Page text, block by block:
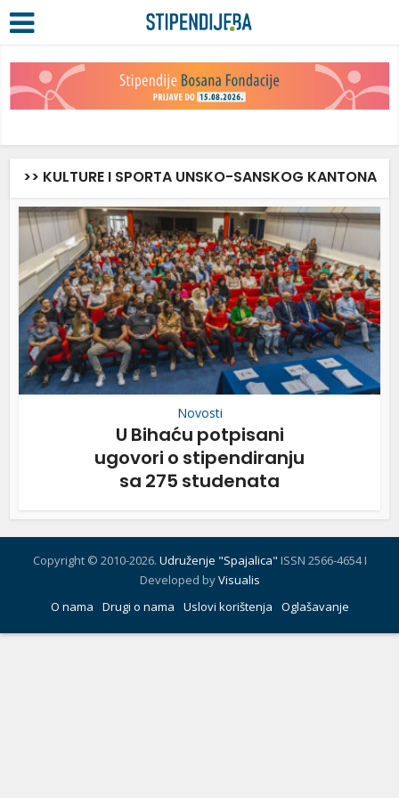
>> KULTURE I SPORTA UNSKO-SANSKOG KANTONA
Novosti
U Bihaću potpisani
ugovori o stipendiranju
sa 275 studenata
Copyright © 2010-2026. Udruženje "Spajalica" ISSN 2566-4654 I
Developed byVisualis
O nama
Drugi o nama Uslovi korištenja Oglašavanje